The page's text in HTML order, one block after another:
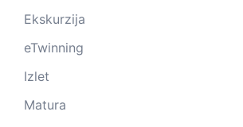
Ekskurzija
eTwinning
Izlet
Matura